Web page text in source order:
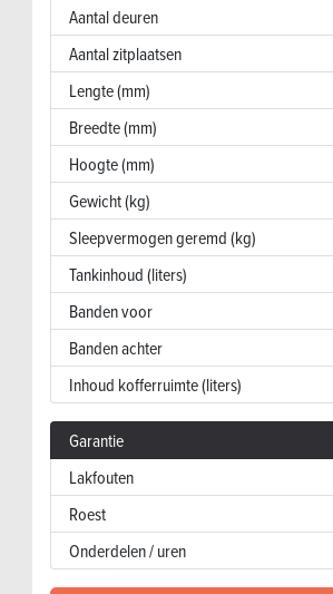
Aantal deuren
Aantal zitplaatsen
Lengte (mm)
Breedte (mm)
Hoogte (mm)
Gewicht (kg)
Sleepvermogen geremd (kg)
Tankinhoud (liters)
Banden voor
Banden achter
Inhoud kofferruimte (liters)
Garantie
Lakfouten
Roest
Onderdelen / uren